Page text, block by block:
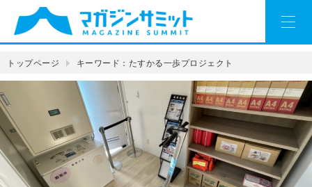
トップページ キーワード：たすかる一歩プロジェクト